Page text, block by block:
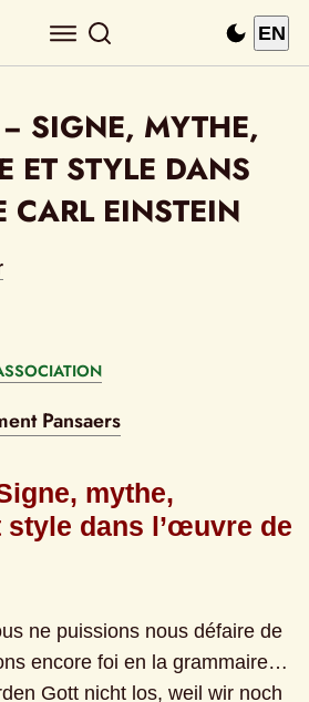
EN
SIGNE, MYTHE,
ET STYLE DANS
CARL EINSTEIN
Pansaers
mythe,
style dans l’œuvre de
ne puissions nous défaire de
encore foi en la grammaire…
Gott nicht los, weil wir noch